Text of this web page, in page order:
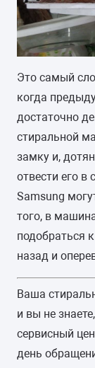
Это самый
когда
достаточно
стиральной
замку и,
отвести его в
Samsung
того, в
подобраться
назад и
Ваша
и вы не
сервисный
день